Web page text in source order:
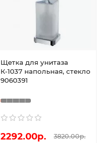
Щетка для унитаза
К-1037 напольная, стекло
9060391
2292.00р. 3820.00р.